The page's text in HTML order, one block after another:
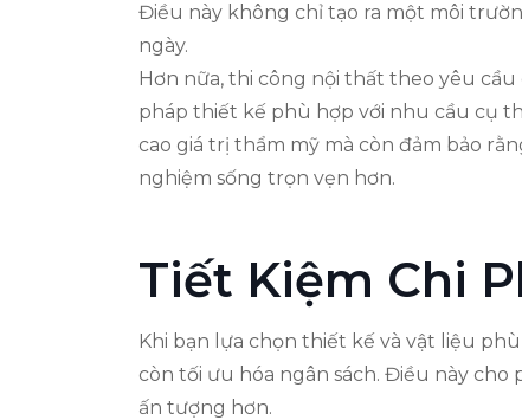
Điều này không chỉ tạo ra một môi
ngày.
Hơn nữa, thi công nội thất theo yêu
pháp thiết kế phù hợp với nhu cầu cụ
cao giá trị thẩm mỹ mà còn đảm bảo
nghiệm sống trọn vẹn hơn.
Tiết Kiệm Chi
Khi bạn lựa chọn thiết kế và vật liệu
còn tối ưu hóa ngân sách. Điều này
ấn tượng hơn.